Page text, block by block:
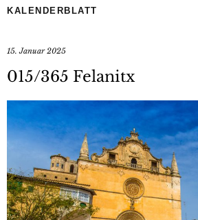
KALENDERBLATT
15. Januar 2025
015/365 Felanitx